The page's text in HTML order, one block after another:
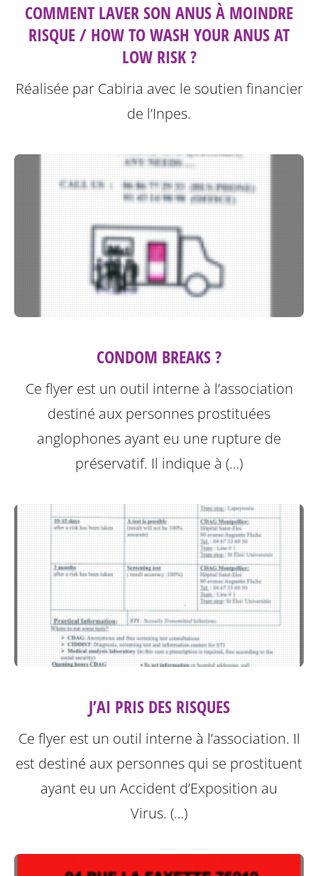
COMMENT LAVER SON ANUS À MOINDRE
RISQUE / HOW TO WASH YOUR ANUS AT
LOW RISK ?
Réalisée par Cabiria avec le soutien financier
de l’Inpes.
CONDOM BREAKS ?
Ce flyer est un outil interne à l’association
destiné aux personnes prostituées
anglophones ayant eu une rupture de
préservatif. Il indique à (…)
J’AI PRIS DES RISQUES
Ce flyer est un outil interne à l’association. Il
est destiné aux personnes qui se prostituent
ayant eu un Accident d’Exposition au
Virus. (…)